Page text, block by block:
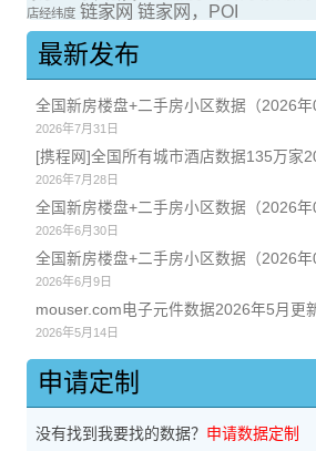
店经纬度 链家网 链家网，POI
最新发布
全国新房楼盘+二手房小区数据（2026年
2026年7月31日
[携程网]全国所有城市酒店数据135万家
2026年7月28日
全国新房楼盘+二手房小区数据（2026年
2026年6月30日
全国新房楼盘+二手房小区数据（2026年
2026年6月9日
mouser.com电子元件数据2026年5月更
2026年5月14日
申请定制
没有找到我要找的数据？ 申请数据定制